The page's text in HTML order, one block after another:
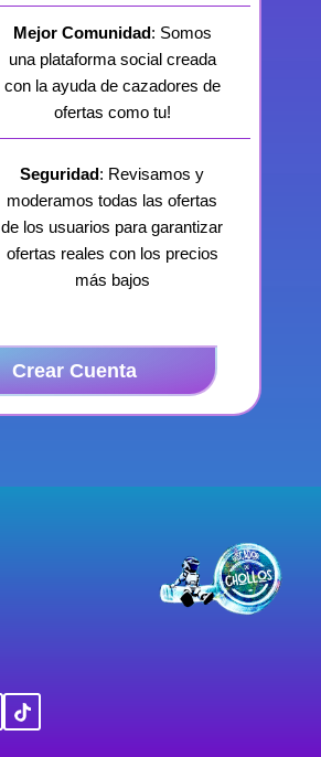
Mejor Comunidad: Somos
una plataforma social creada
con la ayuda de cazadores de
ofertas como tu!
Seguridad: Revisamos y
moderamos todas las ofertas
de los usuarios para garantizar
ofertas reales con los precios
más bajos
Crear Cuenta